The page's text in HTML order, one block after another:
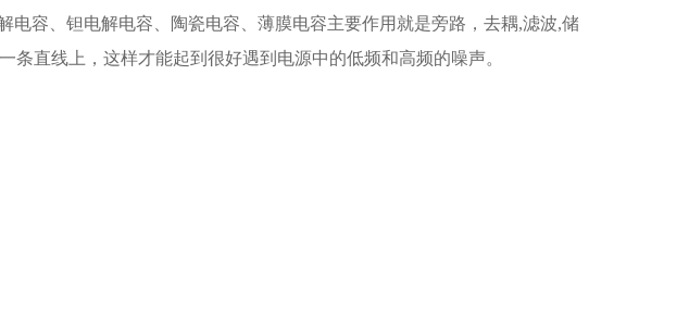
电容、钽电解电容 陶瓷电容
薄膜电容主要作用就是旁路，去耦,滤波,储
直线上，这样才能起到很好遇到电源中的低频和高频的噪声。